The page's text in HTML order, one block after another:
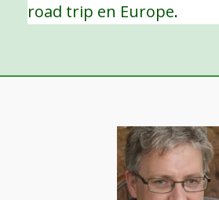
road trip en Europe.